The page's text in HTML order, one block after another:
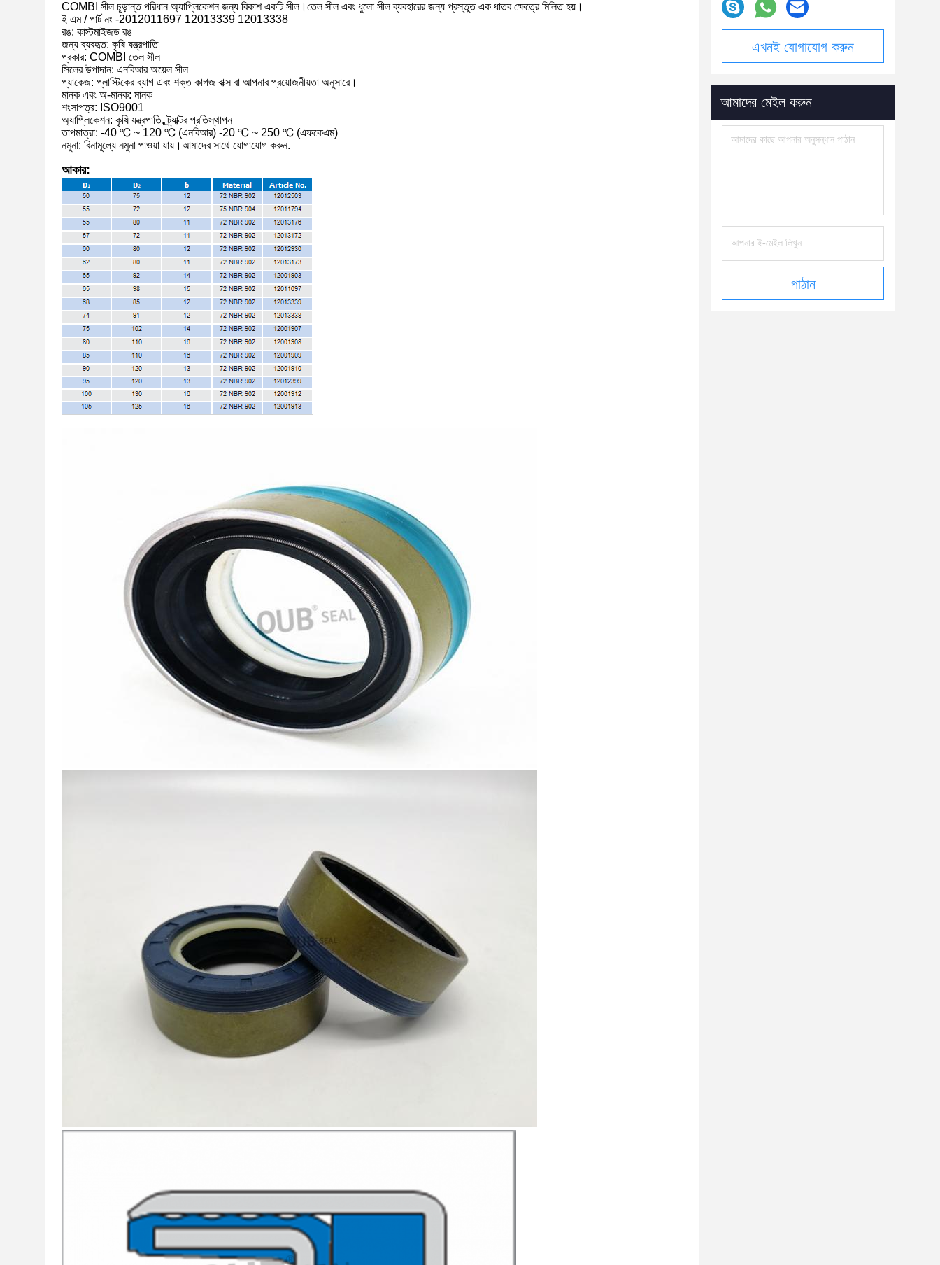
COMBI সীল চূড়ান্ত পরিধান অ্যাপ্লিকেশন জন্য বিকাশ একটি সীল।তেল সীল এবং ধুলো সীল ব্যবহারের জন্য প্রস্তুত এক ধাতব ক্ষেত্রে মিলিত হয়।
ই এম / পার্ট নং -2012011697 12013339 12013338
রঙ: কাস্টমাইজড রঙ
জন্য ব্যবহৃত: কৃষি যন্ত্রপাতি
প্রকার: COMBI তেল সীল
সিলের উপাদান: এনবিআর অয়েল সীল
প্যাকেজ: প্লাস্টিকের ব্যাগ এবং শক্ত কাগজ বাক্স বা আপনার প্রয়োজনীয়তা অনুসারে।
মানক এবং অ-মানক: মানক
শংসাপত্র: ISO9001
অ্যাপ্লিকেশন: কৃষি যন্ত্রপাতি, ট্র্যাক্টর প্রতিস্থাপন
তাপমাত্রা: -40 ℃ ~ 120 ℃ (এনবিআর) -20 ℃ ~ 250 ℃ (এফকেএম)
নমুনা: বিনামূল্যে নমুনা পাওয়া যায়।আমাদের সাথে যোগাযোগ করুন.
আকার:
এখনই যোগাযোগ করুন
আমাদের মেইল করুন
পাঠান